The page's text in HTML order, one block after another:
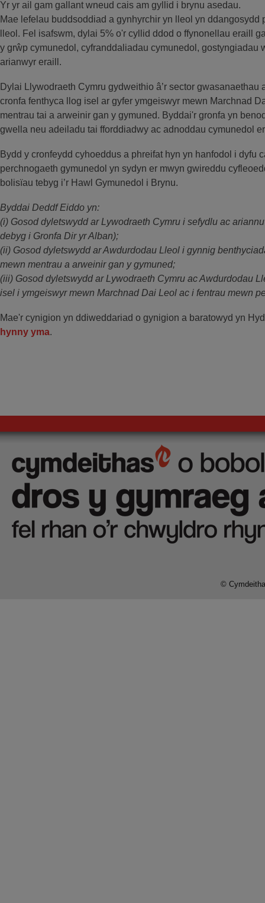
Yr yr ail gam gallant wneud cais am gyllid i brynu asedau.
Mae lefelau buddsoddiad a gynhyrchir yn lleol yn ddangosydd
lleol. Fel isafswm, dylai 5% o'r cyllid ddod o ffynonellau eraill
y grŵp cymunedol, cyfranddaliadau cymunedol, gostyngiadau
arianwyr eraill.
Dylai Llywodraeth Cymru gydweithio â’r sector
cronfa fenthyca llog isel ar gyfer ymgeiswyr mewn Marchnad
mentrau tai a arweinir gan y gymuned. Byddai'r gronfa yn
gwella neu adeiladu tai fforddiadwy ac adnoddau cymunedol
Bydd y cronfeydd cyhoeddus a phreifat hyn yn hanfodol i dyfu
perchnogaeth gymunedol yn sydyn er mwyn gwireddu
bolisïau tebyg i’r Hawl Gymunedol i Brynu.
Byddai Deddf Eiddo yn:
(i) Gosod dyletswydd ar Lywodraeth Cymru i sefydlu ac
debyg i Gronfa Dir yr Alban);
(ii) Gosod dyletswydd ar Awdurdodau Lleol i gynnig
mewn mentrau a arweinir gan y gymuned;
(iii) Gosod dyletswydd ar Lywodraeth Cymru ac Awdurdodau
isel i ymgeiswyr mewn Marchnad Dai Leol ac i fentrau mewn
Mae'r cynigion yn ddiweddariad o gynigion a baratowyd yn
hynny yma.
©